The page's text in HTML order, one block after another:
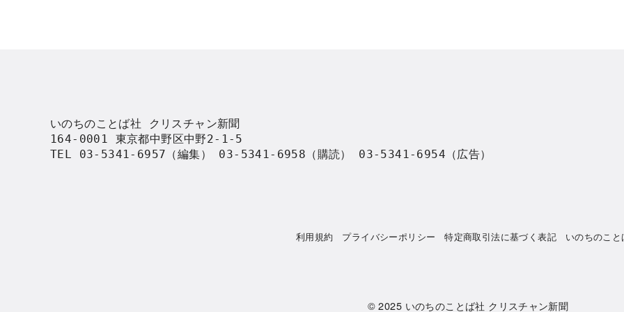
いのちのことば社 クリスチャン新聞
164-0001 東京都中野区中野2-1-5
TEL 03-5341-6957（編集） 03-5341-6958（購読） 03-5341-6954（広告）
利用規約 プライバシーポリシー 特定商取引法に基づく表記 いのちのこと
© 2025 いのちのことば社 クリスチャン新聞